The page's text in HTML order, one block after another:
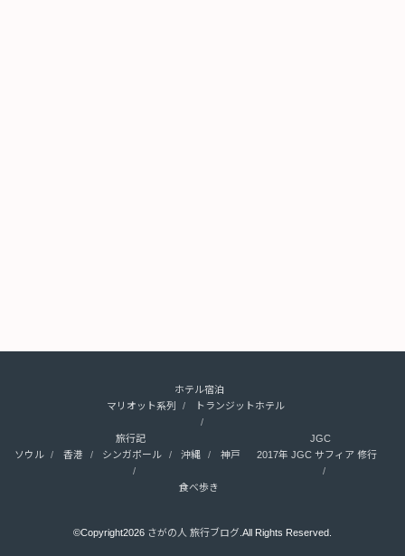
ホテル宿泊
マリオット系列
トランジットホテル
旅行記
ソウル
香港 シンガポール 沖縄 神戸
JGC
2017年 JGC サフィア 修行
食べ歩き
©Copyright2026 さがの人 旅行ブログ.All Rights Reserved.